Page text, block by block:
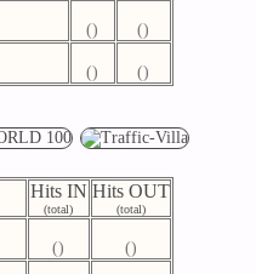
()
()
() ()
Hits IN
(total)
Hits OUT
(total)
()
()